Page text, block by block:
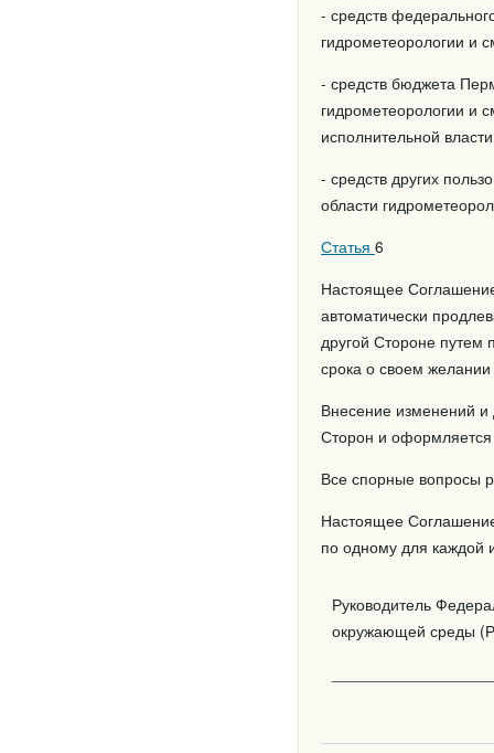
- средств
гидрометеорологии и
- средств бюджета
гидрометеорологии и
исполнительной
- средств других
области
Статья 6
Настоящее
автоматически
другой Стороне путем
срока о своем желании
Внесение изменений
Сторон и
Все спорные вопросы
Настоящее
по одному для каждой
Руководитель
окружающей среды